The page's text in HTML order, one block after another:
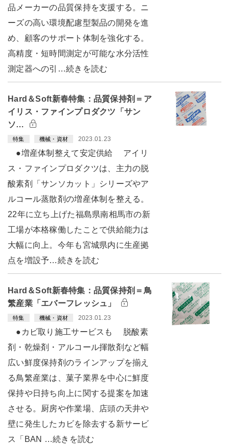
品メーカーの品質保持を支援する。ニ
ーズの高い環境配慮型製品の開発を進
め、顧客のサポート体制を強化する。
高精度・短時間測定が可能な水分活性
測定器への引…続きを読む
Hard＆Soft新春特集：品質保持剤＝ア
イリス・ファインプロダクツ「サン
ソ…
特集 機械・資材 2023.01.23
●増産体制整えて安定供給 アイリ
ス・ファインプロダクツは、主力の脱
酸素剤「サンソカット」シリーズやア
ルコール蒸散剤の増産体制を整える。
22年に立ち上げた福島県南相馬市の新
工場が本格稼働したことで供給能力は
大幅に向上。今年も宮城県内に生産拠
点を増設予…続きを読む
Hard＆Soft新春特集：品質保持剤＝鳥
繁産業「エバーフレッシュ」
特集 機械・資材 2023.01.23
●カビ取り施工サービスも 脱酸素
剤・乾燥剤・アルコール揮散剤など幅
広い鮮度保持剤のラインアップを揃え
る鳥繁産業は、菓子業界を中心に鮮度
保持や日持ち向上に関する提案を加速
させる。厨房や作業場、店頭の天井や
壁に発生したカビを除去する新サービ
ス「BAN …続きを読む